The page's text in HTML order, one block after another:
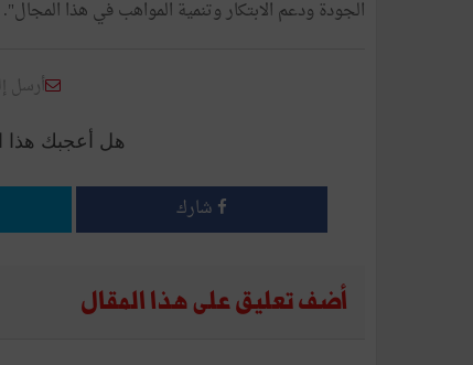
الجودة ودعم الابتكار وتنمية المواهب في هذا المجال".
أرسل
هل أعجبك هذا
شارك
أضف تعليق على هذا المقال